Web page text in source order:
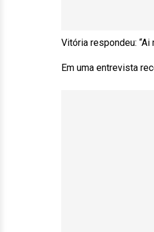
Vitória respondeu:
Em uma entrevista